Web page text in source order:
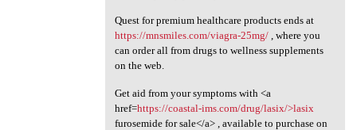
Quest for premium healthcare products ends at
https://mnsmiles.com/viagra-25mg/, where you
can order all from drugs to wellness supplements
on the web.
Get aid from your symptoms with <a
href=https://coastal-ims.com/drug/lasix/>lasix
furosemide for sale</a> , available to purchase on